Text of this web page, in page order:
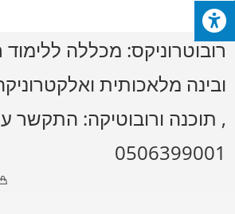
Skip
to
content
רובוטרוניקס: מכללה ללימוד
ובינה מלאכותית
, תוכנה ורובוטיקה: התקשר
0506399001